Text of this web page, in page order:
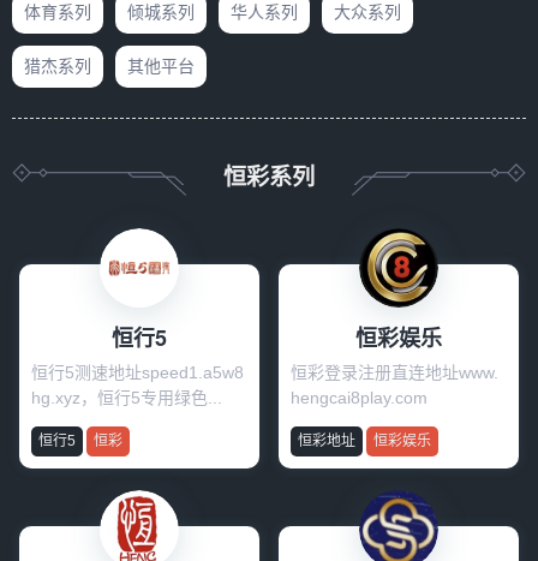
体育系列 倾城系列 华人系列 大众系列
猎杰系列 其他平台
恒彩系列
恒行5
恒行5测速地址speed1.a5w8
hg.xyz，恒行5专用绿色...
恒行5 恒彩
恒彩娱乐
恒彩登录注册直连地址www.
hengcai8play.com
恒彩地址 恒彩娱乐